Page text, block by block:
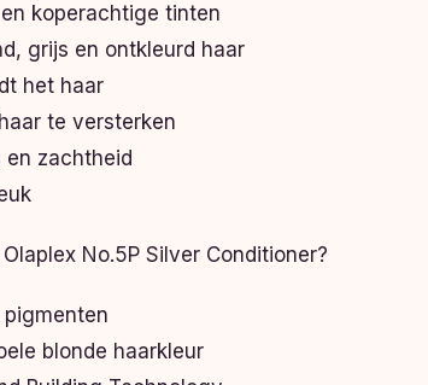
koperachtige tinten
grijs en ontkleurd haar
het haar
te versterken
zachtheid
No.5P Silver Conditioner?
pigmenten
blonde haarkleur